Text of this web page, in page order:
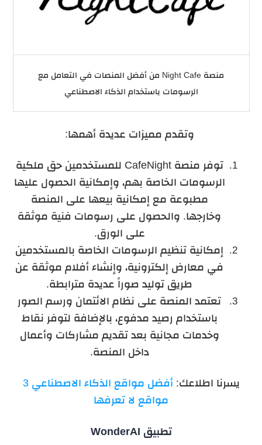
منصة Night Cafe من أفضل المنصات في التعامل مع
الرسومات باستخدام الذكاء الاصطناعي
وتقدم مميزات عديدة أهمها:
توفر منصةNight
Cafe للمستخدمين حق ملكية
الرسومات الخاصة بهم، وإمكانية الحصول عليها
مطبوعة مع إمكانية بيعها على المنصة
وخارجها. والحصول على رسومات فنية موثقة
على الورق.
إمكانية تنظيم الرسومات الخاصة بالمستخدمين
في معارض إلكترونية، وإنشاء أفلام موثقة عن
طريق توليد صوراً عديدة مترابطة.
تعتمد المنصة على نظام الائتمان ورسم الصور
باستخدام رصيد مدفوع، بالإضافة لتوفر نقاط
وخدمات مجانية بعد تقديم مشاركات وأعمال
داخل المنصة.
يسرنا اطلاعك:
أفضل مواقع الذكاء الاصطناعي 3
مواقع لا تعرفها
تطبيق WonderAI